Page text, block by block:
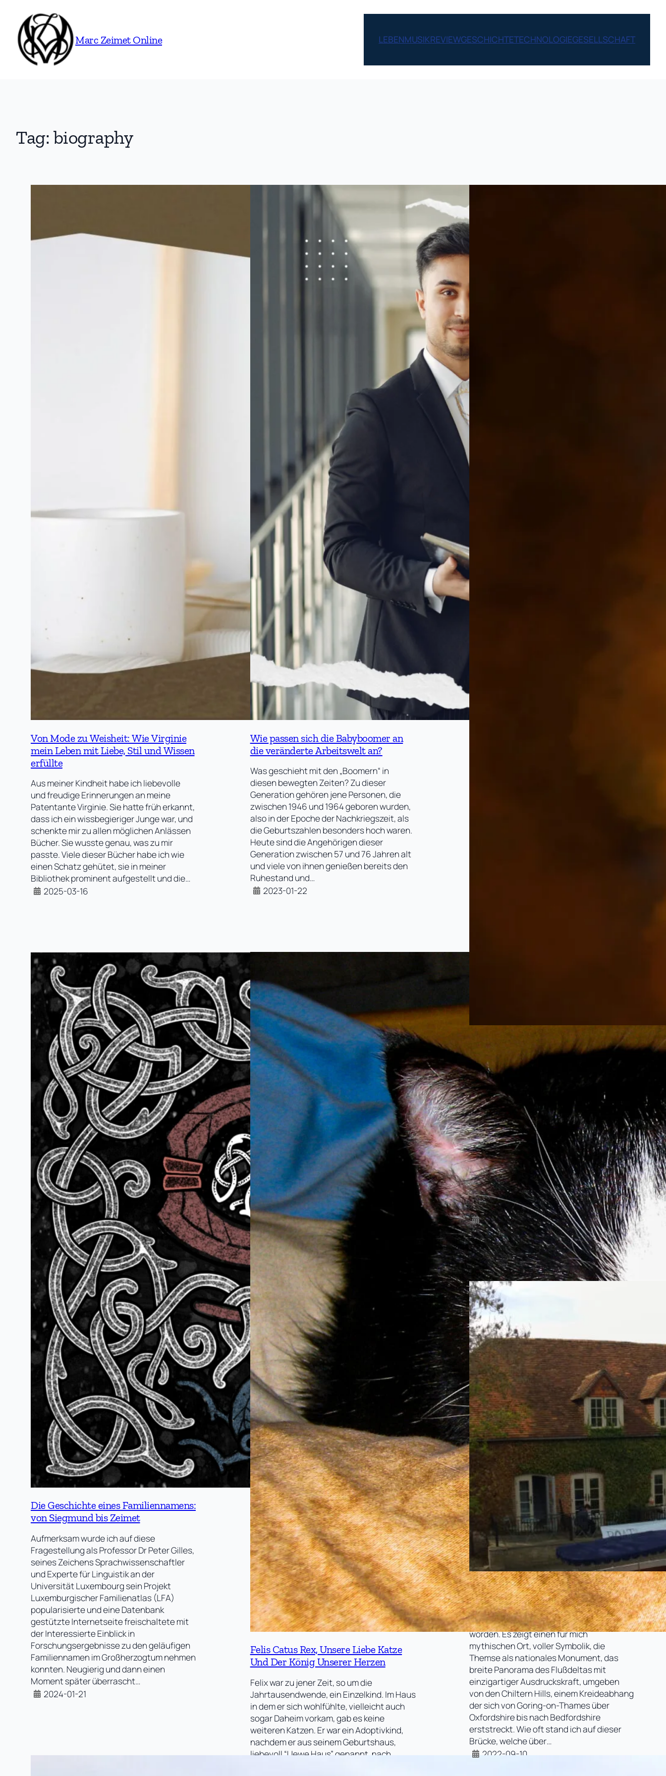
content
Marc Zeimet Online LEBENMUSIKREVIEWGESCHICHTETECHNOLOGIEGESELLSCHAFT
Tag: biography
Von Mode zu Weisheit: Wie Virginie
mein Leben mit Liebe, Stil und Wissen
erfüllte
Aus meiner Kindheit habe ich liebevolle
und freudige Erinnerungen an meine
Patentante Virginie. Sie hatte früh erkannt,
dass ich ein wissbegieriger Junge war, und
schenkte mir zu allen möglichen Anlässen
Bücher. Sie wusste genau, was zu mir
passte. Viele dieser Bücher habe ich wie
einen Schatz gehütet, sie in meiner
Bibliothek prominent aufgestellt und die…
2025-03-16
Die Geschichte eines Familiennamens:
von Siegmund bis Zeimet
Aufmerksam wurde ich auf diese
Fragestellung als Professor Dr Peter Gilles,
seines Zeichens Sprachwissenschaftler
und Experte für Linguistik an der
Universität Luxembourg sein Projekt
Luxemburgischer Familienatlas (LFA)
popularisierte und eine Datenbank
gestützte Internetseite freischaltete mit
der Interessierte Einblick in
Forschungsergebnisse zu den geläufigen
Familiennamen im Großherzogtum nehmen
konnten. Neugierig und dann einen
Moment später überrascht…
2024-01-21
Wie passen sich die Babyboomer an
die veränderte Arbeitswelt an?
Was geschieht mit den „Boomern“ in
diesen bewegten Zeiten? Zu dieser
Generation gehören jene Personen, die
zwischen 1946 und 1964 geboren wurden,
also in der Epoche der Nachkriegszeit, als
die Geburtszahlen besonders hoch waren.
Heute sind die Angehörigen dieser
Generation zwischen 57 und 76 Jahren alt
und viele von ihnen genießen bereits den
Ruhestand und…
2023-01-22
Felis Catus Rex, Unsere Liebe Katze
Und Der König Unserer Herzen
Felix war zu jener Zeit, so um die
Jahrtausendwende, ein Einzelkind. Im Haus
in dem er sich wohlfühlte, vielleicht auch
sogar Daheim vorkam, gab es keine
weiteren Katzen. Er war ein Adoptivkind,
nachdem er aus seinem Geburtshaus,
liebevoll “Uewe Haus” genannt, nach
Mathias Welter – Das Schifflinger
Kriegstagebuch | 1914 – 1919
Projekt | Bearbeitung und Kommentierung
durch Dr Carlo SCHINTGEN Der 1. Weltkrieg
wird oft als die “Urkatastrophe” des 20.
Jahrhunderts bezeichnet. Mit dem
Auslösen dieses großen europäischen
Krieges begann ein Jahrhundert der
barbarischen Gewalt, von Vertreibungen
mit Flüchtlingsströmungen nicht
dagewesenen Ausmaßen, schlicht und
ergreifend – unermessliches Leid und
Sterben. Historisch steht der 28.06.1914
mit dem Attentat…
2022-10-02
Goring-on-Thames, Oxon – die Zeit
im Exil
Das Titelbild ist mit Bedacht ausgewählt
worden. Es zeigt einen für mich
mythischen Ort, voller Symbolik, die
Themse als nationales Monument, das
breite Panorama des Flußdeltas mit
einzigartiger Ausdruckskraft, umgeben
von den Chiltern Hills, einem Kreideabhang
der sich von Goring-on-Thames über
Oxfordshire bis nach Bedfordshire
erststreckt. Wie oft stand ich auf dieser
Brücke, welche über…
2022-09-10